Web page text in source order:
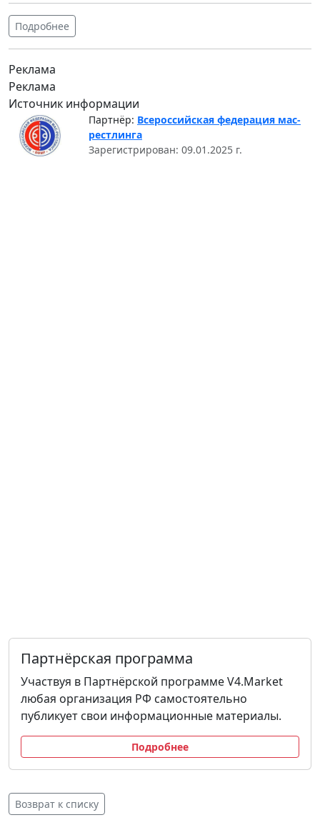
Подробнее
Реклама
Реклама
Источник информации
Партнёр: Всероссийская федерация мас-
рестлинга
Зарегистрирован: 09.01.2025 г.
Партнёрская программа
Участвуя в Партнёрской программе V4.Market
любая организация РФ самостоятельно
публикует свои информационные материалы.
Подробнее
Возврат к списку